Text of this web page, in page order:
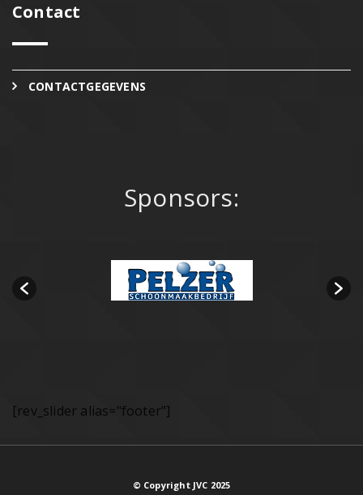
Contact
CONTACTGEGEVENS
Sponsors:
[rev_slider alias="footer"]
© Copyright JVC 2025